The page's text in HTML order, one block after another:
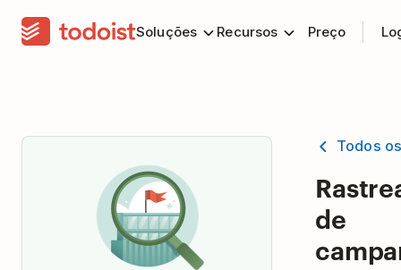
Soluções Recursos Preço
Todos
de